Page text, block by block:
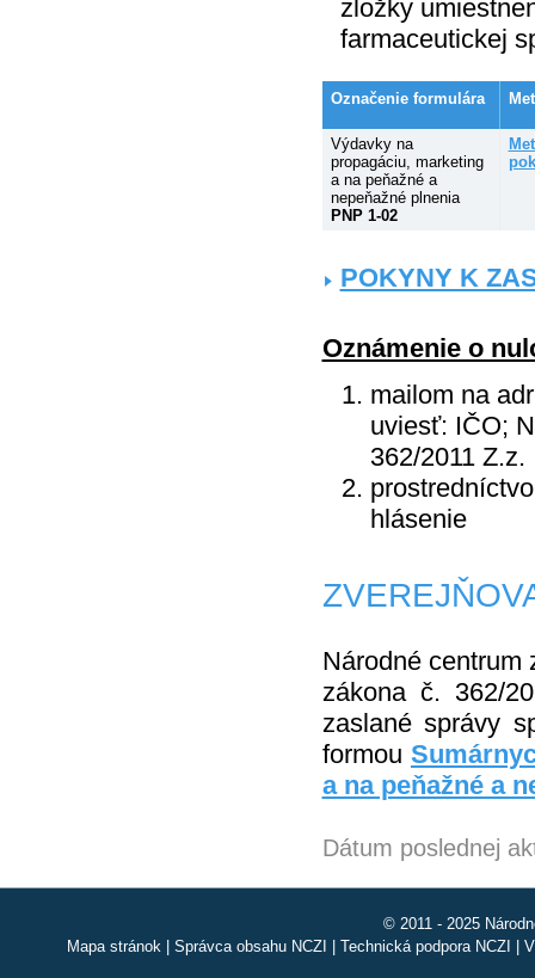
zložky
farmaceutickej
Označenie formulára
Výdavky na
propagáciu, marketing
a na peňažné a
nepeňažné plnenia
PNP 1-02
POKYNY K
Oznámenie o
mailom na
uviesť: IČO;
362/2011 Z.z.
hlásenie
Národné centrum
zákona č. 362/
zaslané správy
formou
a na peňažné a
Dátum poslednej
© 2011 - 2025
Mapa stránok| Správca obsahu NCZI Technická podpora NCZI